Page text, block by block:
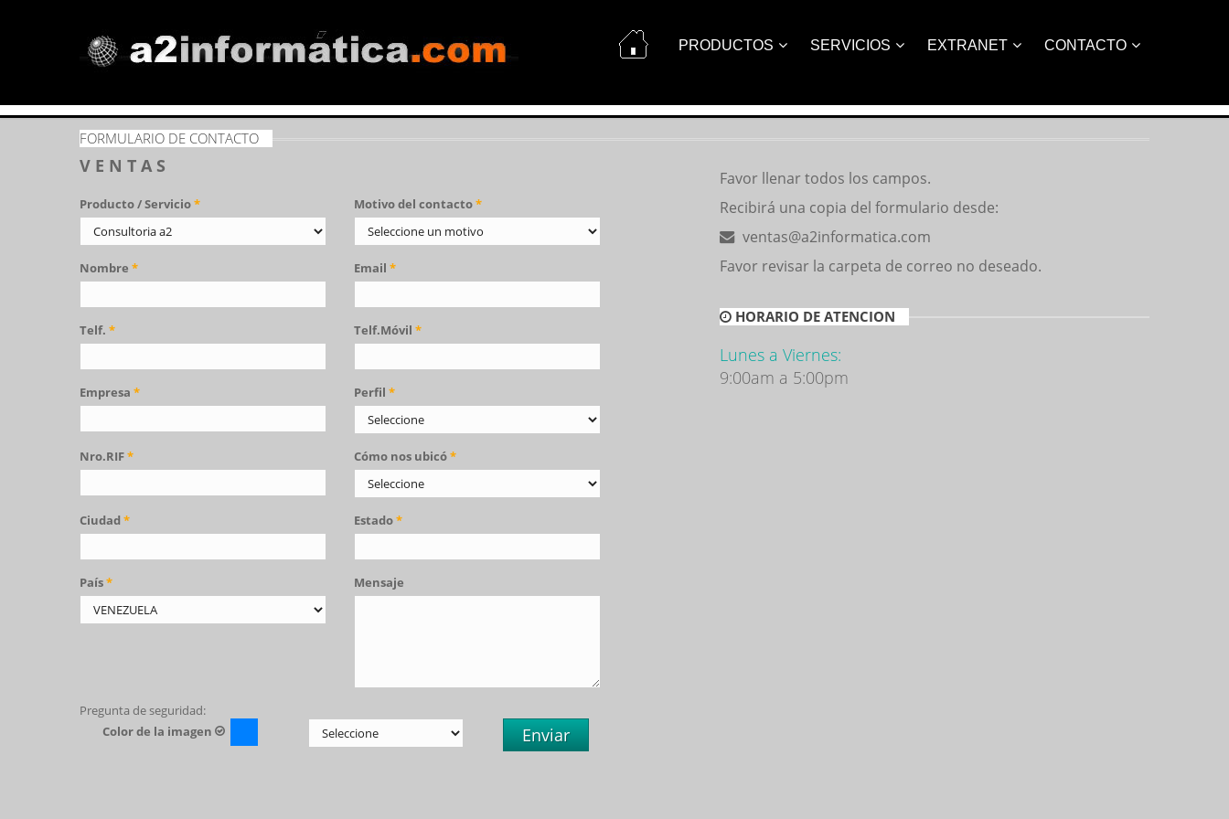
PRODUCTOS SERVICIOS EXTRANET CONTACTO
FORMULARIO DE CONTACTO
V E N T A S
Producto / Servicio* Motivo del contacto*
Nombre * Email *
Telf. * Telf.Móvil *
Empresa * Perfil *
Nro.RIF* Cómo nos ubicó*
Ciudad * Estado*
País* Mensaje
Pregunta de seguridad:
Color de la imagen
Enviar
Favor llenar todos los campos.
Recibirá una copia del formulario desde:
ventas@a2informatica.com
Favor revisar la carpeta de correo no deseado.
HORARIO DE ATENCION
Lunes a Viernes:
9:00am a 5:00pm